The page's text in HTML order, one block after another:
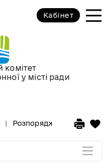
комітет
у місті ради
Кабінет
Розпорядження голови
за 2017 рік